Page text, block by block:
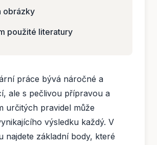
obrázky
použité literatury
práce bývá náročné a
ale s pečlivou přípravou a
určitých pravidel může
výsledku každý. V
najdete základní body, které